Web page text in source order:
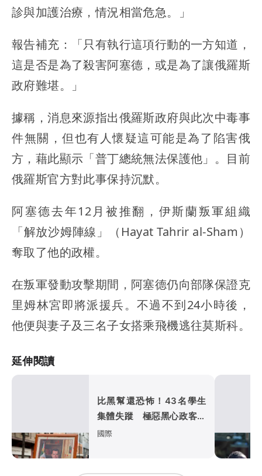
診與加護治療，情況相當危急。」
報告補充：「只有執行這項行動的一方知道，
這是否是為了殺害阿塞德，或是為了讓俄羅斯
政府難堪。」
據稱，消息來源指出俄羅斯政府與此次中毒事
件無關，但也有人懷疑這可能是為了陷害俄
方，藉此顯示「普丁總統無法保護他」。目前
俄羅斯官方對此事保持沉默。
阿塞德去年12月被推翻，伊斯蘭叛軍組織
「解放沙姆陣線」（Hayat Tahrir al-Sham）
奪取了他的政權。
在叛軍發動攻擊期間，阿塞德仍向部隊保證克
里姆林宮即將派援兵。不過不到24小時後，
他便與妻子及三名子女搭乘飛機逃往莫斯科。
延伸閱讀
比黑幫還恐怖！43名學生
集體失蹤 極惡黑心政客恐
涉「器官」買賣
國際